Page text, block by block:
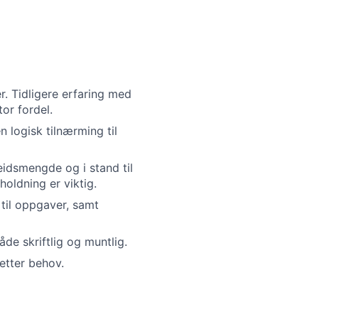
Tidligere erfaring med
fordel.
logisk tilnærming til
og i stand til
er viktig.
oppgaver, samt
skriftlig og muntlig.
behov.